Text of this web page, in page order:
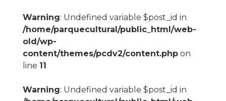
Warning: Undefined variable $post_id in
/home/parquecultural/public_html/web-
old/wp-
content/themes/pcdv2/content.phpon
line 11
Warning: Undefined variable $post_id in